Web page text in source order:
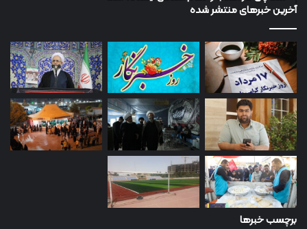
آخرین خبرهای منتشر شده
برچسب خبرها